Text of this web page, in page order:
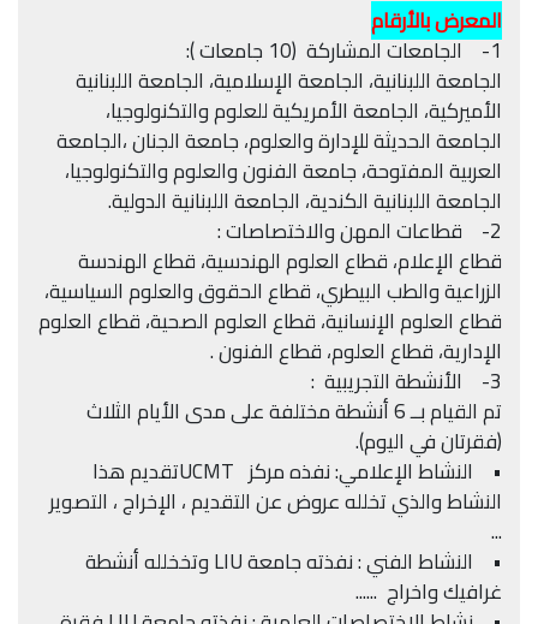
المعرض بالأرقام
1- الجامعات المشاركة (10 جامعات ):
الجامعة اللبنانية، الجامعة الإسلامية، الجامعة اللبنانية
الأميركية، الجامعة الأمريكية للعلوم والتكنولوجيا،
الجامعة الحديثة للإدارة والعلوم، جامعة الجنان ،الجامعة
العربية المفتوحة، جامعة الفنون والعلوم والتكنولوجيا،
الجامعة اللبنانية الكندية، الجامعة اللبنانية الدولية.
2- قطاعات المهن والاختصاصات :
قطاع الإعلام، قطاع العلوم الهندسية، قطاع الهندسة
الزراعية والطب البيطري، قطاع الحقوق والعلوم السياسية،
قطاع العلوم الإنسانية، قطاع العلوم الصحية، قطاع العلوم
الإدارية، قطاع العلوم، قطاع الفنون .
3- الأنشطة التجريبية :
تم القيام بــ 6 أنشطة مختلفة على مدى الأيام الثلاث
(فقرتان في اليوم).
• النشاط الإعلامي: نفذه مركز UCMTتقديم هذا
النشاط والذي تخلله عروض عن التقديم ، الإخراج ، التصوير
...
• النشاط الفني : نفذته جامعة LIU وتخخلله أنشطة
غرافيك واخراج ......